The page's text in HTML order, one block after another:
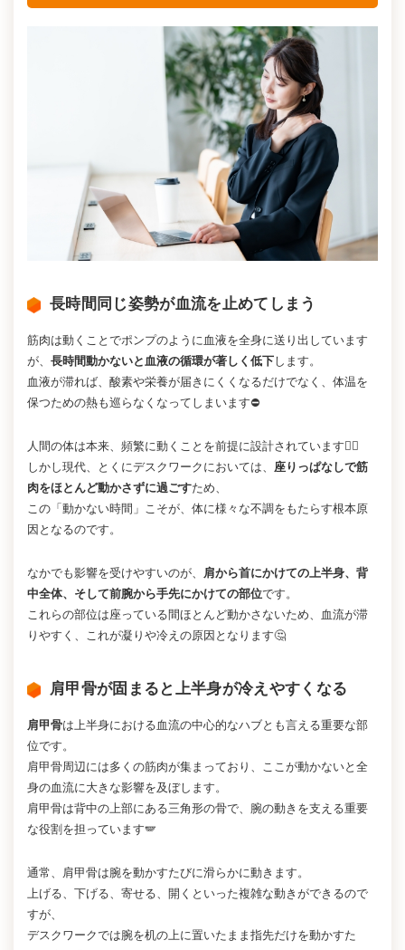
長時間同じ姿勢が血流を止めてしまう
筋肉は動くことでポンプのように血液を全身に送り出しています
が、 長時間動かないと血液の循環が著しく低下します。
血液が滞れば、酸素や栄養が届きにくくなるだけでなく、体温を
保つための熱も巡らなくなってしまいます⛔
人間の体は本来、頻繁に動くことを前提に設計されています🚶‍♂️
しかし現代、とくにデスクワークにおいては、 座りっぱなしで筋
肉をほとんど動かさずに過ごすため、
この「動かない時間」こそが、体に様々な不調をもたらす根本原
因となるのです。
なかでも影響を受けやすいのが、 肩から首にかけての上半身、背
中全体、そして前腕から手先にかけての部位です。
これらの部位は座っている間ほとんど動かさないため、血流が滞
りやすく、これが凝りや冷えの原因となります🤔
肩甲骨が固まると上半身が冷えやすくなる
肩甲骨は上半身における血流の中心的なハブとも言える重要な部
位です。
肩甲骨周辺には多くの筋肉が集まっており、ここが動かないと全
身の血流に大きな影響を及ぼします。
肩甲骨は背中の上部にある三角形の骨で、腕の動きを支える重要
な役割を担っています🪽
通常、肩甲骨は腕を動かすたびに滑らかに動きます。
上げる、下げる、寄せる、開くといった複雑な動きができるので
すが、
デスクワークでは腕を机の上に置いたまま指先だけを動かすた